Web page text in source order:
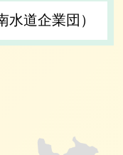
水道企業団）